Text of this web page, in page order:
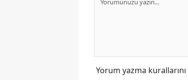
Yorum yazma kurallarını